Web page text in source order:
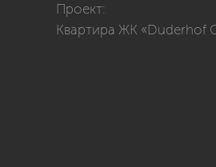
Проект:
Квартира ЖК «Duderhof